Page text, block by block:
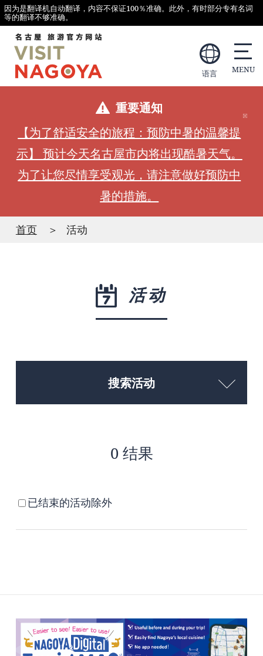
因为是翻译机自动翻译，内容不保证100％准确。此外，有时部分专有名词
等的翻译不够准确。
语言
重要通知
【为了舒适安全的旅程：预防中暑的温馨提
示】 预计今天名古屋市内将出现酷暑天气。
为了让您尽情享受观光，请注意做好预防中
暑的措施。
首页 活动
活动
搜索活动
0 结果
已结束的活动除外